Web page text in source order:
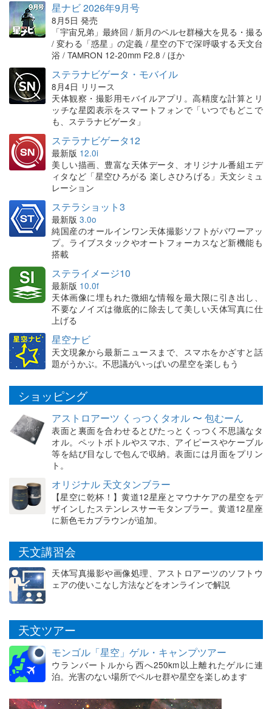
星ナビ 2026年9月号
8月5日 発売
「宇宙兄弟」最終回 / 新月のペルセ群極大を見る・撮る
/ 変わる「惑星」の定義 / 星空の下で深呼吸する天文台
浴 / TAMRON 12-20mm F2.8 / ほか
ステラナビゲータ・モバイル
8月4日 リリース
天体観察・撮影用モバイルアプリ。高精度な計算とリ
ッチな星図表示をスマートフォンで「いつでもどこで
も、ステラナビゲータ」
ステラナビゲータ12
最新版 12.0i
美しい描画、豊富な天体データ、オリジナル番組エデ
ィタなど「星空ひろがる 楽しさひろげる」天文シミュ
レーション
ステラショット3
最新版 3.0o
純国産のオールインワン天体撮影ソフトがパワーアッ
プ。ライブスタックやオートフォーカスなど新機能も
搭載
ステライメージ10
最新版 10.0f
天体画像に埋もれた微細な情報を最大限に引き出し、
不要なノイズは徹底的に除去して美しい天体写真に仕
上げる
星空ナビ
天文現象から最新ニュースまで、スマホをかざすと話
題がうかぶ。不思議がいっぱいの星空を楽しもう
ショッピング
アストロアーツ くっつくタオル 〜 包むーん
表面と裏面を合わせるとぴたっとくっつく不思議なタ
オル。ペットボトルやスマホ、アイピースやケーブル
等を結び目なしで包んで収納。表面には月面をプリン
ト。
オリジナル 天文タンブラー
【星空に乾杯！】黄道12星座とマウナケアの星空をデ
ザインしたステンレスサーモタンブラー。黄道12星座
に新色モカブラウンが追加。
天文講習会
天体写真撮影や画像処理、アストロアーツのソフトウ
ェアの使いこなし方法などをオンラインで解説
天文ツアー
モンゴル「星空」ゲル・キャンプツアー
ウランバートルから西へ250km以上離れたゲルに連
泊。光害のない場所でペルセ群や星空を楽しめます